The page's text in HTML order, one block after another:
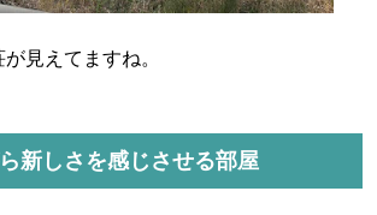
見えてますね。
新しさを感じさせる部屋